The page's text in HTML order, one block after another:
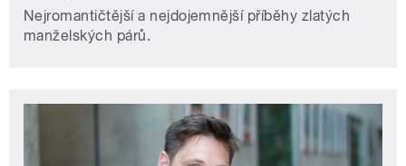
Nejromantičtější a nejdojemnější příběhy zlatých
manželských párů.